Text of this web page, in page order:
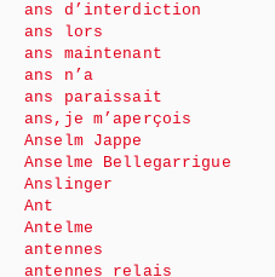
ans d’interdiction
ans lors
ans maintenant
ans n’a
ans paraissait
ans,je m’aperçois
Anselm Jappe
Anselme Bellegarrigue
Anslinger
Ant
Antelme
antennes
antennes relais